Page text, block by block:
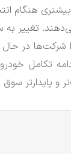
بیشتری هنگام
تغییر به
شرکت‌ها در
تکامل
و پایدارتر